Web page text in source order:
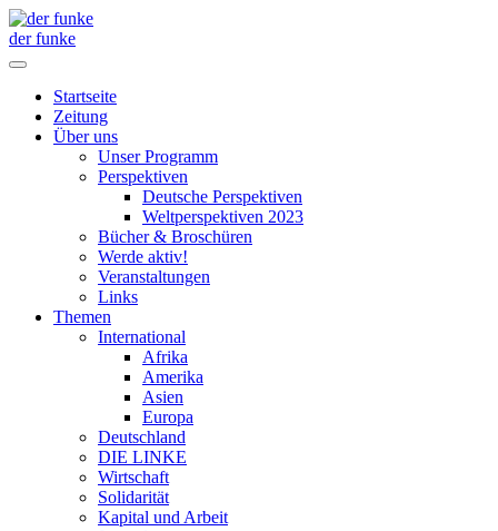
der funke
Startseite
Zeitung
Über uns
Unser Programm
Perspektiven
Deutsche Perspektiven
Weltperspektiven 2023
Bücher & Broschüren
Werde aktiv!
Veranstaltungen
Links
Themen
International
Afrika
Amerika
Asien
Europa
Deutschland
DIE LINKE
Wirtschaft
Solidarität
Kapital und Arbeit